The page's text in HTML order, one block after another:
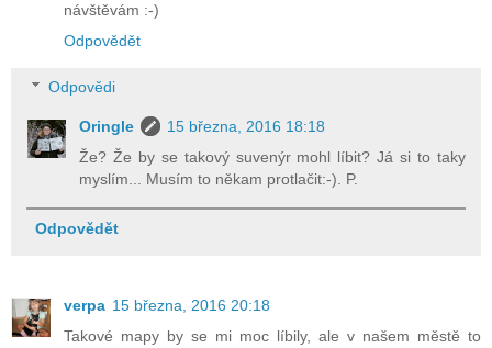
návštěvám :-)
Odpovědět
Odpovědi
Oringle
15 března, 2016 18:18
Že? Že by se takový suvenýr mohl líbit? Já si to taky
myslím... Musím to někam protlačit:-). P.
Odpovědět
verpa 15 března, 2016 20:18
Takové mapy by se mi moc líbily, ale v našem městě to